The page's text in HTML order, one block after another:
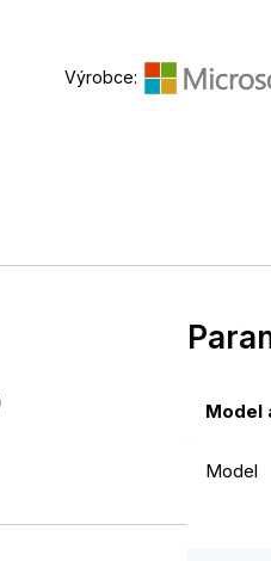
Výrobce:
Model
Model